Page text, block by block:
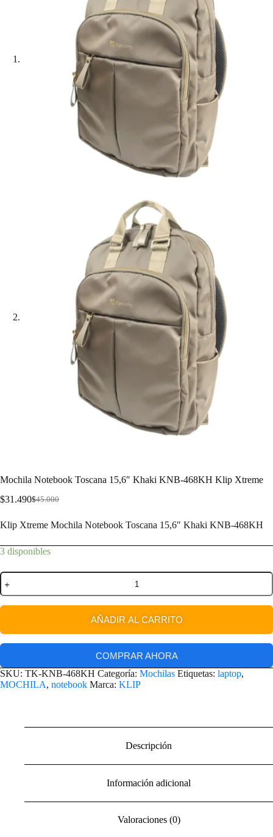
Mochila Notebook Toscana 15,6″ Khaki KNB-468KH Klip Xtreme
$45.000
$31.490
Klip Xtreme Mochila Notebook Toscana 15,6″ Khaki KNB-468KH
3 disponibles
AÑADIR AL CARRITO
COMPRAR AHORA
SKU: TK-KNB-468KH Categoría: Mochilas Etiquetas: laptop,
MOCHILA, notebook Marca: KLIP
Descripción
Información adicional
Valoraciones (0)